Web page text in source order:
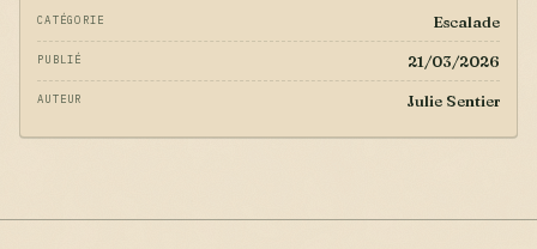
CATÉGORIE Escalade
PUBLIÉ 21/03/2026
AUTEUR Julie Sentier